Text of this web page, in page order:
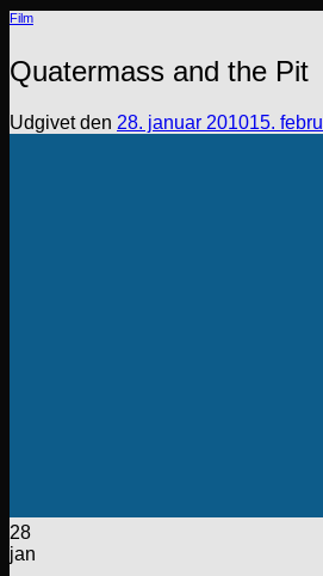
Film
Quatermass and the Pit
Udgivet den 28. januar 201015.
28
jan